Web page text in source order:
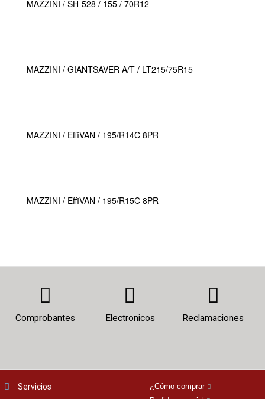
MAZZINI / SH-528 / 155 / 70R12
MAZZINI / GIANTSAVER A/T / LT215/75R15
MAZZINI / EffiVAN / 195/R14C 8PR
MAZZINI / EffiVAN / 195/R15C 8PR
Comprobantes Electronicos Reclamaciones
Servicios
¿Cómo comprar